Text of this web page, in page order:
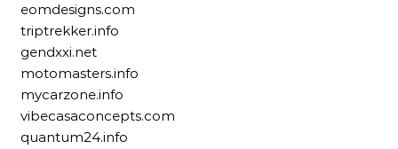
eomdesigns.com
triptrekker.info
gendxxi.net
motomasters.info
mycarzone.info
vibecasaconcepts.com
quantum24.info